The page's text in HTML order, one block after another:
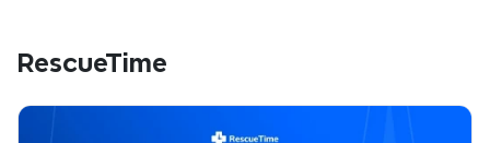
RescueTime